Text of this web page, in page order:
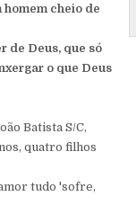
homem cheio de
de Deus, que só
o que Deus
Batista S/C,
quatro filhos
tudo 'sofre,